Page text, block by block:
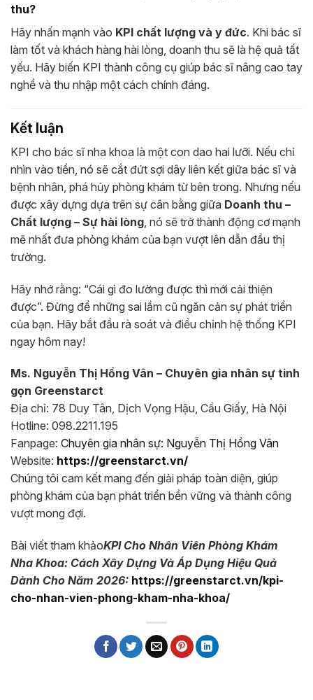
thu?
Hãy nhấn mạnh vào KPI chất lượng và y đức. Khi bác sĩ
làm tốt và khách hàng hài lòng, doanh thu sẽ là hệ quả tất
yếu. Hãy biến KPI thành công cụ giúp bác sĩ nâng cao tay
nghề và thu nhập một cách chính đáng.
Kết luận
KPI cho bác sĩ nha khoa là một con dao hai lưỡi. Nếu chỉ
nhìn vào tiền, nó sẽ cắt đứt sợi dây liên kết giữa bác sĩ và
bệnh nhân, phá hủy phòng khám từ bên trong. Nhưng nếu
được xây dựng dựa trên sự cân bằng giữa Doanh thu –
Chất lượng – Sự hài lòng , nó sẽ trở thành động cơ mạnh
mẽ nhất đưa phòng khám của bạn vượt lên dẫn đầu thị
trường.
Hãy nhớ rằng: “Cái gì đo lường được thì mới cải thiện
được”. Đừng để những sai lầm cũ ngăn cản sự phát triển
của bạn. Hãy bắt đầu rà soát và điều chỉnh hệ thống KPI
ngay hôm nay!
Ms. Nguyễn Thị Hồng Vân – Chuyên gia nhân sự tinh
gọn Greenstarct
Địa chỉ: 78 Duy Tân, Dịch Vọng Hậu, Cầu Giấy, Hà Nội
Hotline: 098.2211.195
Fanpage: Chuyên gia nhân sự: Nguyễn Thị Hồng Vân
Website: https://greenstarct.vn/
Chúng tôi cam kết mang đến giải pháp toàn diện, giúp
phòng khám của bạn phát triển bền vững và thành công
vượt mong đợi.
Bài viết tham khảoKPI Cho Nhân Viên Phòng Khám
Nha Khoa: Cách Xây Dựng Và Áp Dụng Hiệu Quả
Dành Cho Năm 2026: https://greenstarct.vn/kpi-
cho-nhan-vien-phong-kham-nha-khoa/